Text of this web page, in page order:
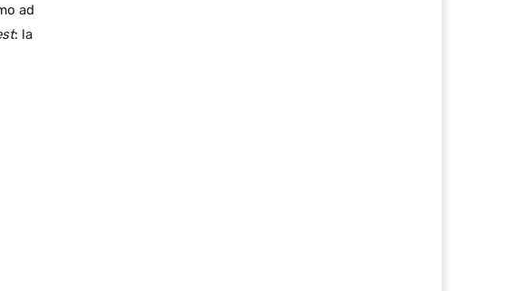
ad
: la